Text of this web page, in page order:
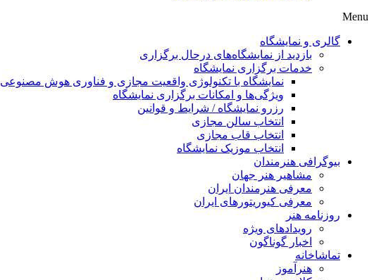
Menu
گالری و نمایشگاه
بازدید از نمایشگاه‌های درحال برگزاری
خدمات برگزاری نمایشگاه
نمایشگاه با تکنولوژی واقعیت مجازی و فناوری هوش مصنوعی
ویژگی‌ها و امکانات برگزاری نمایشگاه
رزرو نمایشگاه / شرایط و قوانین
انتخاب سالن مجازی
انتخاب قاب مجازی
انتخاب موزیک نمایشگاه
بیوگرافی هنرمندان
مشاهیر هنر جهان
معرفی هنرمندان ایران
معرفی کیوریتورهای ایران
روزنامه هنر
رویدادهای ویژه
اخبار گوناگون
تماشاخانه
هنرآموز